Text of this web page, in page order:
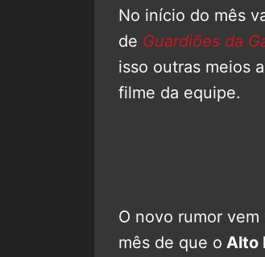
No início do mês
de Guardiões da
isso outras meios
filme da equipe.
O novo rumor vem
mês de que o Alto